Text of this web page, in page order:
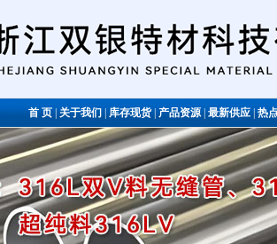
首 页关于我们库存现货|产品资源|最新供应|热